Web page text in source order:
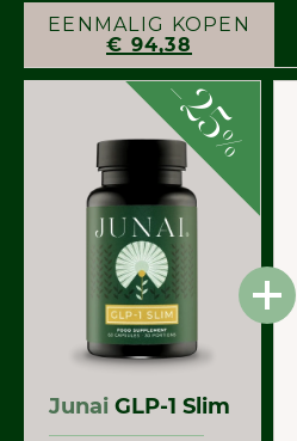
EENMALIG KOPEN
€ 94,38
-
25
%
Junai GLP-1 Slim